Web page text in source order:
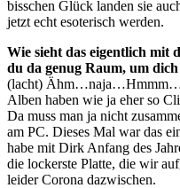
bisschen Glück landen sie
jetzt echt esoterisch werden.
Wie sieht das eigentlich mit
du da genug Raum, um
(lacht)
Alben haben wie ja eher so
Da muss man ja nicht
am PC. Dieses Mal war das
habe mit Dirk Anfang des
die lockerste Platte, die wir
leider Corona dazwischen.